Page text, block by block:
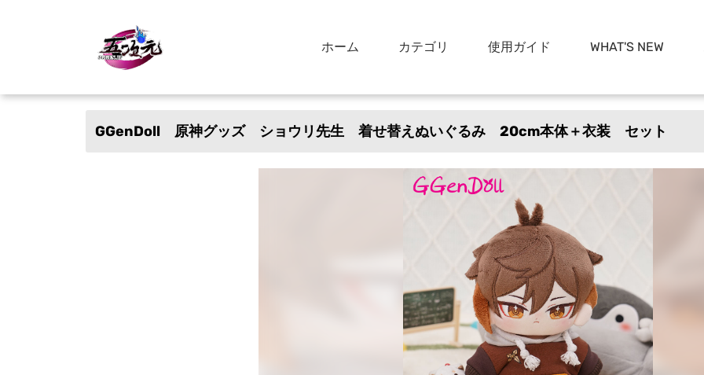
ホーム カテゴリ 使用ガイド WHAT'S NEW
GGenDoll 原神グッズ ショウリ先生 着せ替えぬいぐるみ 20cm本体＋衣装 セット